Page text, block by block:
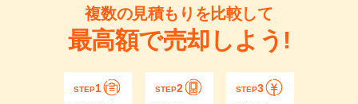
複数の見積もりを比較して
最高額で売却しよう!
STEP1 STEP2 STEP3